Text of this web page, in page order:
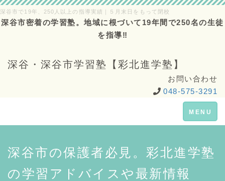
深谷市で19年、250人以上の指導実績｜５月末日をもって閉校
深谷市密着の学習塾。地域に根づいて19年間で250名の生徒
を指導‼
深谷・深谷市学習塾【彩北進学塾】
お問い合わせ
048-575-3291
Toggle
navigation
MENU
深谷市の保護者必見。彩北進学塾
の学習アドバイスや最新情報